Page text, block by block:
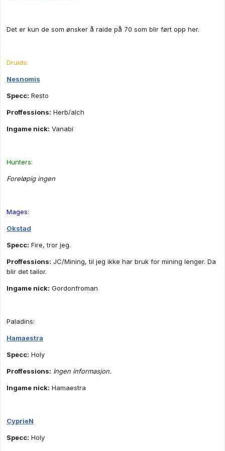
Det er kun de som ønsker å raide på 70 som blir ført opp her.
Druids:
Nesnomis
Specc: Resto
Proffessions: Herb/alch
Ingame nick: Vanabi
Hunters:
Foreløpig ingen
Mages:
Okstad
Specc: Fire, tror jeg.
Proffessions: JC/Mining, til jeg ikke har bruk for mining lenger. Da
blir det tailor.
Ingame nick: Gordonfroman
Paladins:
Hamaestra
Specc: Holy
Proffessions: Ingen informasjon.
Ingame nick: Hamaestra
CyprieN
Specc: Holy